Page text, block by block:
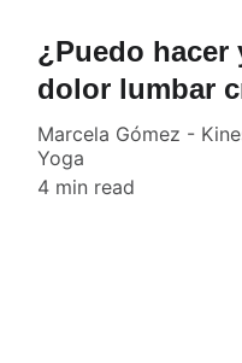
¿Puedo hacer
dolor lumbar
Marcela Gómez -
Yoga
4 min read